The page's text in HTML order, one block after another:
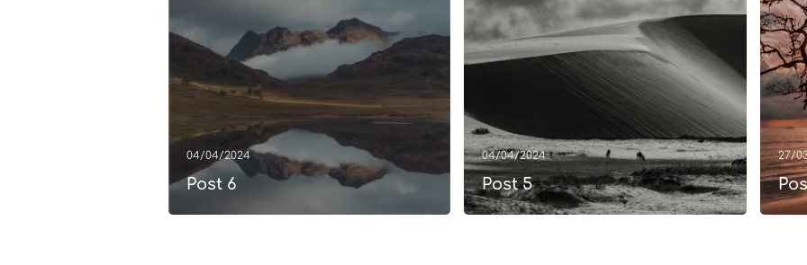
04/04/2024
Post 6
04/04/2024
Post 5
27/